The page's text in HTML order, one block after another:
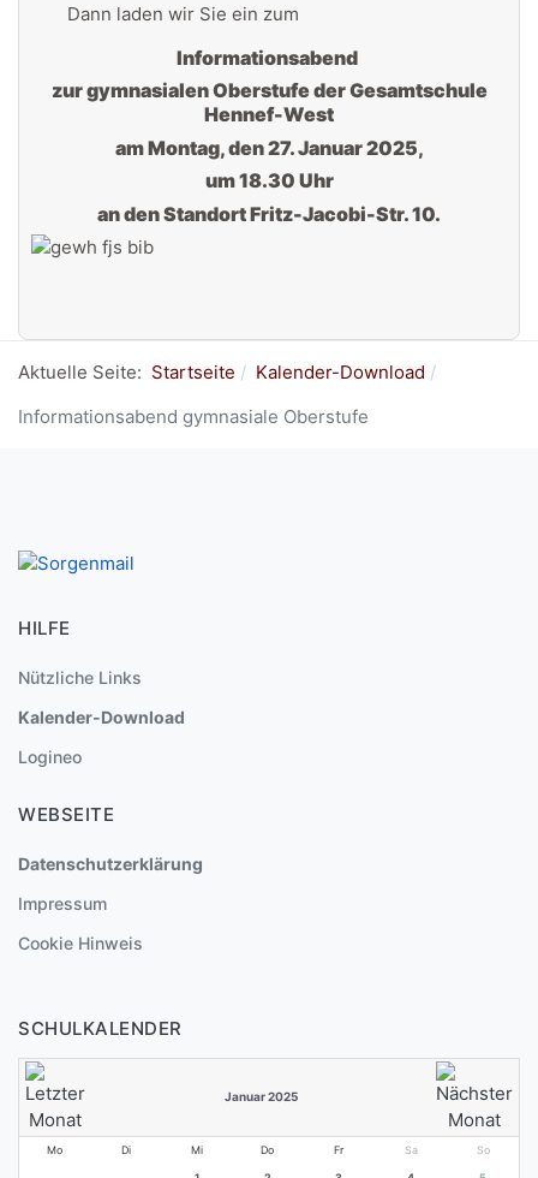
Dann laden wir Sie ein zum
Informationsabend
zur gymnasialen Oberstufe der Gesamtschule
Hennef-West
am Montag, den 27. Januar 2025,
um 18.30 Uhr
an den Standort Fritz-Jacobi-Str. 10.
Aktuelle Seite: Startseite
Kalender-Download
Informationsabend gymnasiale Oberstufe
HILFE
Nützliche Links
Kalender-Download
Logineo
WEBSEITE
Datenschutzerklärung
Impressum
Cookie Hinweis
SCHULKALENDER
Januar 2025
Mo Di Mi Do Fr Sa So